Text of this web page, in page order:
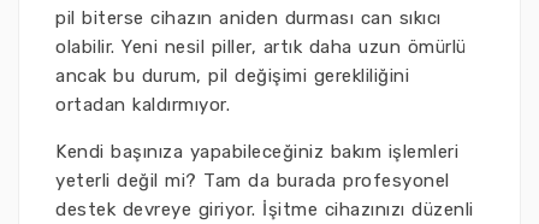
pil biterse cihazın aniden durması can sıkıcı
olabilir. Yeni nesil piller, artık daha uzun ömürlü
ancak bu durum, pil değişimi gerekliliğini
ortadan kaldırmıyor.
Kendi başınıza yapabileceğiniz bakım işlemleri
yeterli değil mi? Tam da burada profesyonel
destek devreye giriyor. İşitme cihazınızı düzenli